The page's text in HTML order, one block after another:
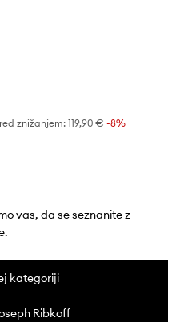
znižanjem: 119,90 € -8%
vas, da se seznanite z
kategoriji
Ribkoff